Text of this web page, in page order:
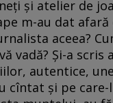
și atelier de
m-au dat
aceea?
vadă? Și-a scris
autentice,
cîntat și pe care-